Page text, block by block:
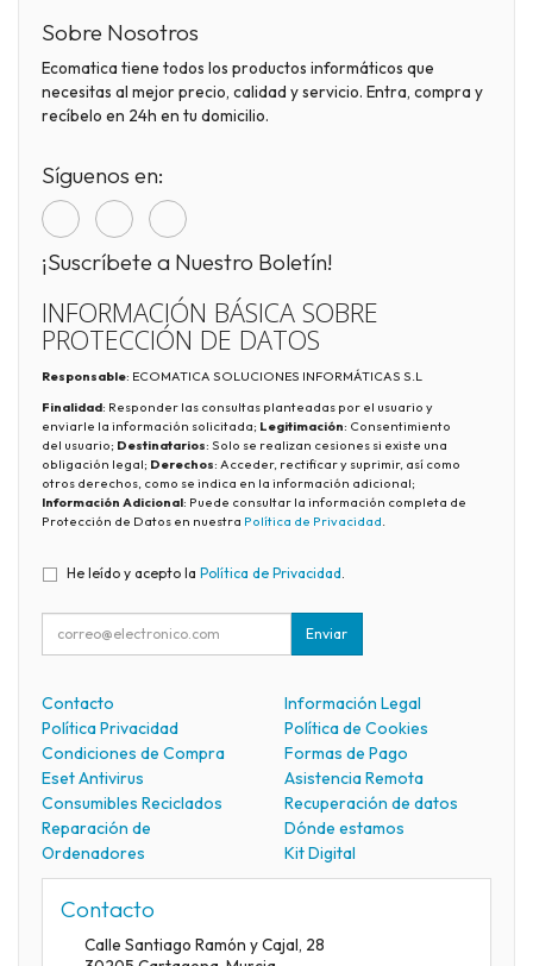
Sobre Nosotros
Ecomatica tiene todos los productos informáticos que
necesitas al mejor precio, calidad y servicio. Entra, compra y
recíbelo en 24h en tu domicilio.
Síguenos en:
¡Suscríbete a Nuestro Boletín!
INFORMACIÓN BÁSICA SOBRE
PROTECCIÓN DE DATOS
Responsable: ECOMATICA SOLUCIONES INFORMÁTICAS S.L
Finalidad: Responder las consultas planteadas por el usuario y
enviarle la información solicitada; Legitimación: Consentimiento
del usuario; Destinatarios: Solo se realizan cesiones si existe una
obligación legal; Derechos: Acceder, rectificar y suprimir, así como
otros derechos, como se indica en la información adicional;
Información Adicional: Puede consultar la información completa de
Protección de Datos en nuestra Política de Privacidad.
He leído y acepto la Política de Privacidad
Enviar
Contacto
Información Legal
Política Privacidad
Política de Cookies
Condiciones de Compra
Formas de Pago
Eset Antivirus
Asistencia Remota
Consumibles Reciclados
Recuperación de datos
Reparación de
Ordenadores
Dónde estamos
Kit Digital
Contacto
Calle Santiago Ramón y Cajal, 28